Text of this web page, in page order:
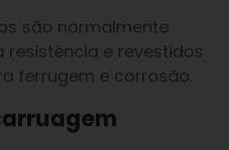
são normalmente
e revestidos
ferrugem e corrosão.